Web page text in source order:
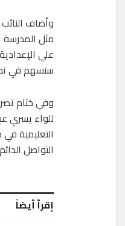
وأضاف
مثل المدرسة
علي
ستسهم في
وفي ختام
للواء يسري
التعليمية
التواصل
إقرأ أيضاً